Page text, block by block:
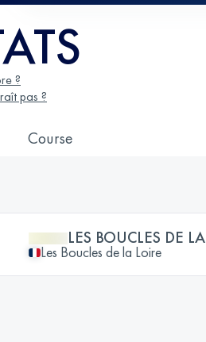
?
pas ?
Course
LES BOUCLES DE
Les Boucles de la Loire